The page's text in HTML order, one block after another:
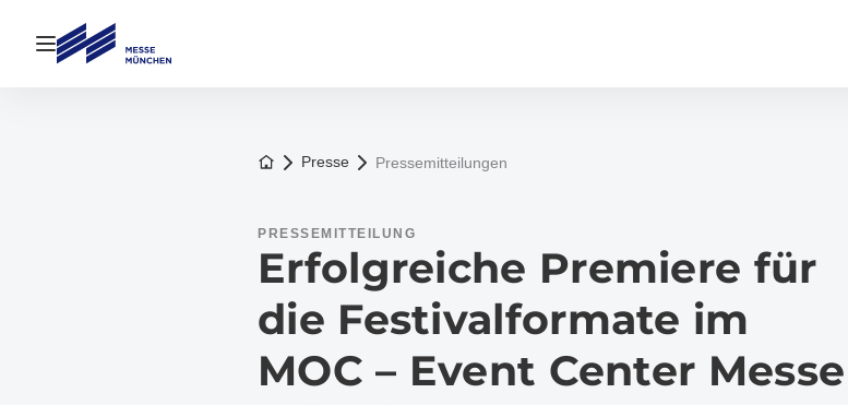
Navigation öffnen
Zur Startseite
Presse Pressemitteilungen
PRESSEMITTEILUNG
Erfolgreiche Premiere für
die Festivalformate im
MOC – Event Center Messe